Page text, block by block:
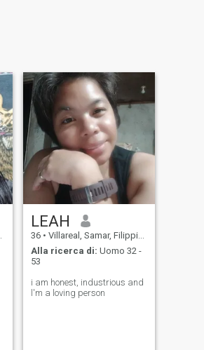
LEAH
36 • Villareal, Samar, Filippine
Alla ricerca di: Uomo 32 -
53
i am honest, industrious and
l'm a loving person